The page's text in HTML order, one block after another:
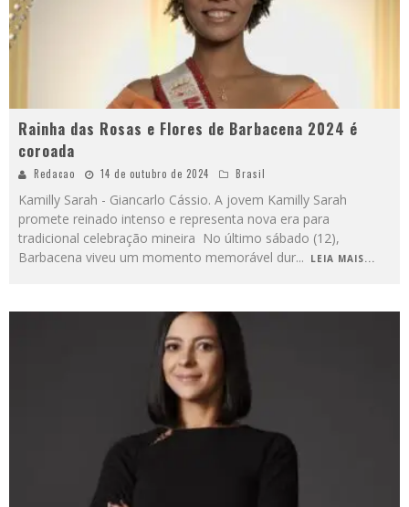
Rainha das Rosas e Flores de Barbacena 2024 é
coroada
Redacao 14 de outubro de 2024 Brasil
Kamilly Sarah - Giancarlo Cássio. A jovem Kamilly Sarah
promete reinado intenso e representa nova era para
tradicional celebração mineira No último sábado (12),
Barbacena viveu um momento memorável dur... LEIA MAIS...